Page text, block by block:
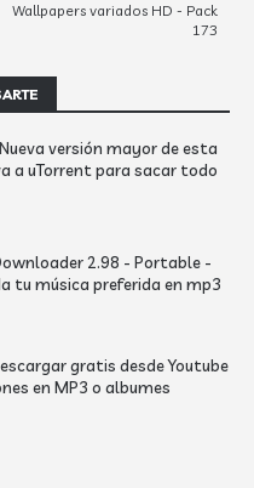
Wallpapers variados HD - Pack
173
versión mayor de esta
a uTorrent para sacar todo
2.98 - Portable -
tu música preferida en mp3
gratis desde Youtube
en MP3 o albumes